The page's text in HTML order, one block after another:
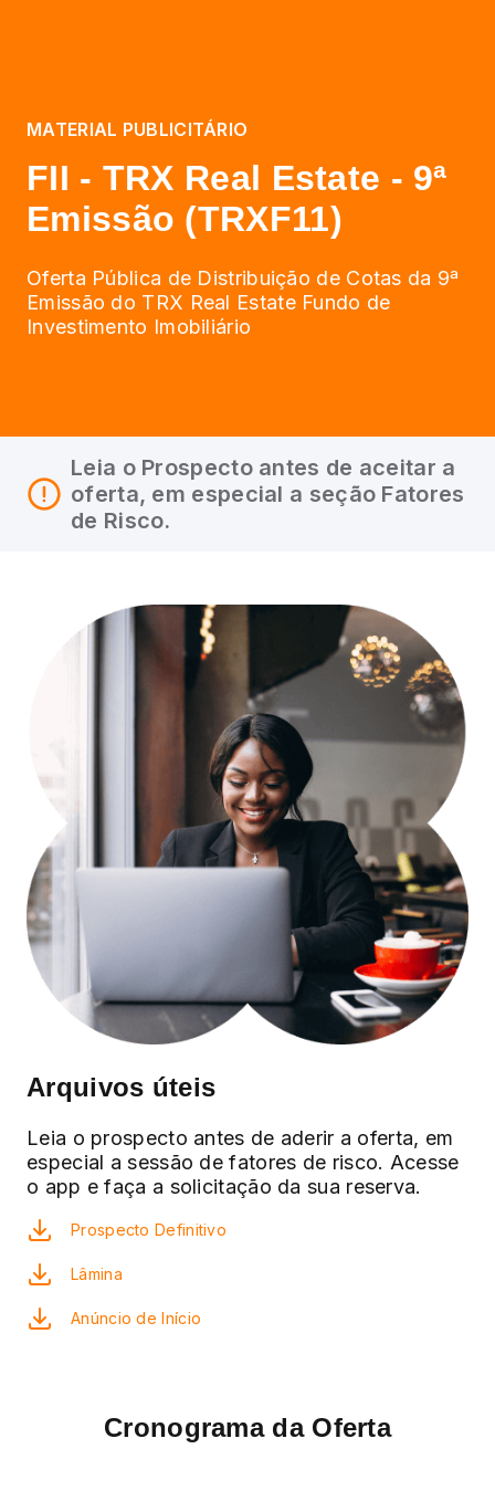
MATERIAL PUBLICITÁRIO
FII - TRX Real Estate - 9ª
Emissão (TRXF11)
Oferta Pública de Distribuição de Cotas da 9ª
Emissão do TRX Real Estate Fundo de
Investimento Imobiliário
Leia o Prospecto antes de aceitar a
oferta, em especial a seção Fatores
de Risco.
Arquivos úteis
Leia o prospecto antes de aderir a oferta, em
especial a sessão de fatores de risco. Acesse
o app e faça a solicitação da sua reserva.
Prospecto Definitivo
Lâmina
Anúncio de Início
Cronograma da Oferta